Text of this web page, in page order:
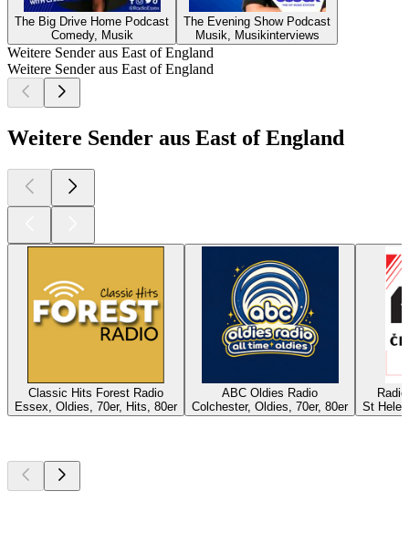
The Big Drive Home Podcast
Comedy, Musik
The Evening Show Podcast
Musik, Musikinterviews
Weitere Sender aus East of England
Weitere Sender aus East of England
Weitere Sender aus East of England
Classic Hits Forest Radio
Essex, Oldies, 70er, Hits, 80er
ABC Oldies Radio
Colchester, Oldies, 70er, 80er
St